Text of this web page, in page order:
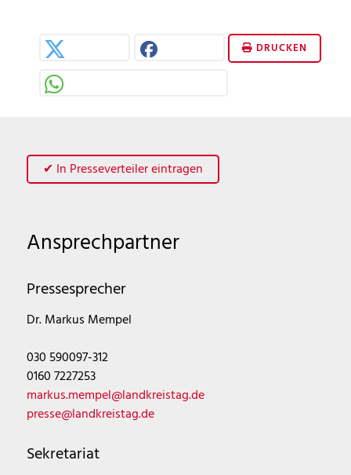
DRUCKEN
✔ In Presseverteiler eintragen
Ansprechpartner
Pressesprecher
Dr. Markus Mempel
030 590097-312
0160 7227253
markus.mempel@landkreistag.de
presse@landkreistag.de
Sekretariat